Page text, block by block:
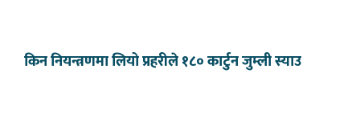
किन नियन्त्रणमा लियो प्रहरीले १८० कार्टुन जुम्ली स्याउ